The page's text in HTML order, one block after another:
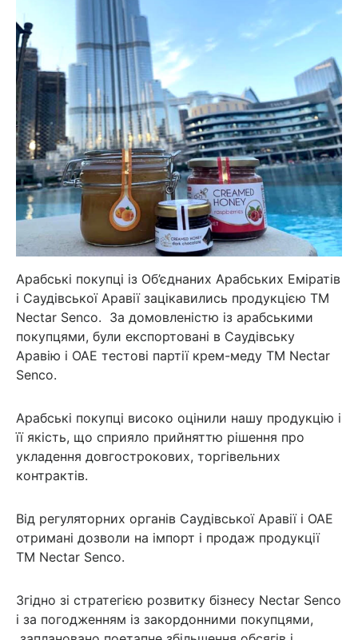
Арабські покупці із Об’єднаних Арабських Еміратів
і Саудівської Аравії зацікавились продукцією ТМ
Nectar Senco. За домовленістю із арабськими
покупцями, були експортовані в Саудівську
Аравію і ОАЕ тестові партії крем-меду ТМ Nectar
Senco.
Арабські покупці високо оцінили нашу продукцію і
її якість, що сприяло прийняттю рішення про
укладення довгострокових, торгівельних
контрактів.
Від регуляторних органів Саудівської Аравії і ОАЕ
отримані дозволи на імпорт і продаж продукції
ТМ Nectar Senco.
Згідно зі стратегією розвитку бізнесу Nectar Senco
і за погодженням із закордонними покупцями,